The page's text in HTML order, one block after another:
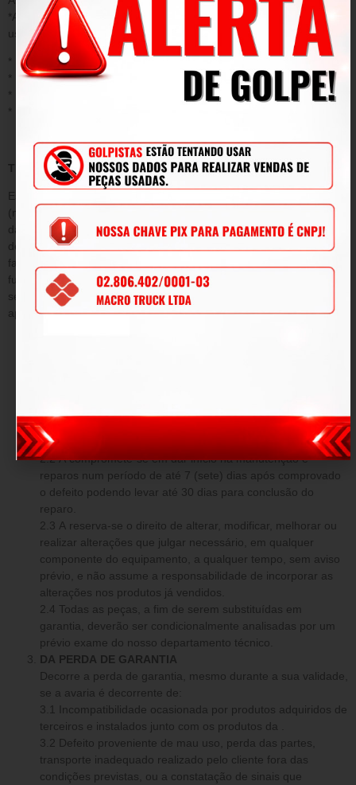
*Acidentes/ uso inadequado do produto/ sinistro/ negligência ou
uso fora das conformidades.
* Desgaste ou danos causados por agentes naturais;
* Instalação ou aplicação inadequada;
* Modificações, adaptações e adulterações no produto original
* Mau uso;
TERMO DE GARANTIA
Este termo tem como objetivo garantir pelo período de 90
(noventa) dias de prazo, tempo determinado por lei a contar da
data de emissão da Nota Fiscal de venda e conforme condições
descritas abaixo, a qualidade do produto contra defeitos de
fabricação que venham afetar a integridade física e/ou o
funcionamento do mesmo, durante este período, será submetida
sem ônus para o cliente, todas as peças e componentes que
apresentarem defeitos comprovados de projeto e/ou fabricação.
avarias prévias, a tem o dever de reparar os danos o mais
breve possível, sem custo adicional.
2.2 A compromete-se em dar início na manutenção e
reparos num período de até 7 (sete) dias após comprovado
o defeito podendo levar até 30 dias para conclusão do
reparo.
2.3 A reserva-se o direito de alterar, modificar, melhorar ou
realizar alterações que julgar necessário, em qualquer
componente do equipamento, a qualquer tempo, sem aviso
prévio, e não assume a responsabilidade de incorporar as
alterações nos produtos já vendidos.
2.4 Todas as peças, a fim de serem substituídas em
garantia, deverão ser condicionalmente analisadas por um
prévio exame do nosso departamento técnico.
DA PERDA DE GARANTIA
Decorre a perda de garantia, mesmo durante a sua validade,
se a avaria é decorrente de:
3.1 Incompatibilidade ocasionada por produtos adquiridos de
terceiros e instalados junto com os produtos da .
3.2 Defeito proveniente de mau uso, perda das partes,
transporte inadequado realizado pelo cliente fora das
condições previstas, ou a constatação de sinais que